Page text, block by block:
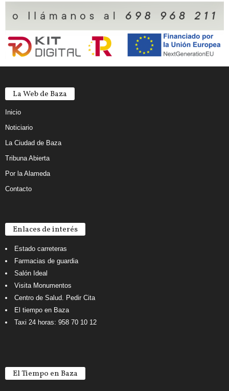
La Web de Baza
Inicio
Noticiario
La Ciudad de Baza
Tribuna Abierta
Por la Alameda
Contacto
Enlaces de interés
Estado carreteras
Farmacias de guardia
Salón Ideal
Visita Monumentos
Centro de Salud. Pedir Cita
El tiempo en Baza
Taxi 24 horas: 958 70 10 12
El Tiempo en Baza